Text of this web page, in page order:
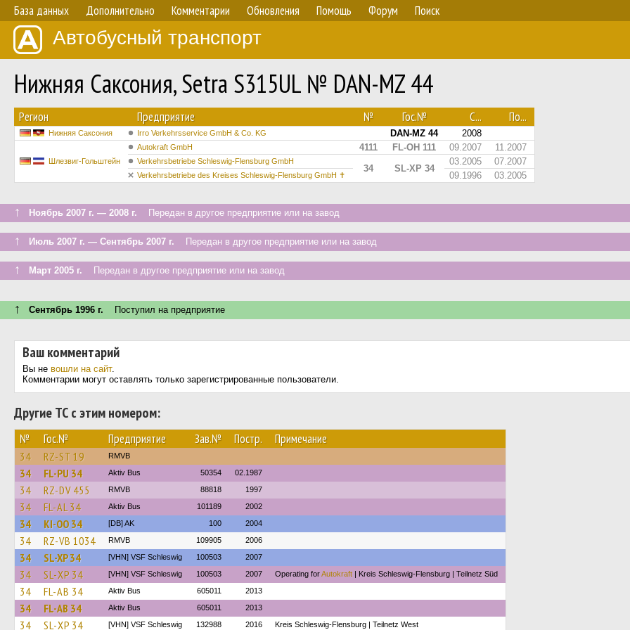
База данных Дополнительно Комментарии Обновления Помощь Форум Поиск
Автобусный транспорт
Нижняя Саксония, Setra S315UL № DAN-MZ 44
Регион Предприятие № Гос.№ С... По...
Нижняя Саксония Irro Verkehrsservice GmbH & Co. KG DAN-MZ 44 2008
Шлезвиг-Гольштейн
Autokraft GmbH 4111 FL-OH 111 09.2007 11.2007
Verkehrsbetriebe Schleswig-Flensburg GmbH
34 SL-XP 34
03.2005 07.2007
Verkehrsbetriebe des Kreises Schleswig-Flensburg GmbH ✝︎ 09.1996 03.2005
↑ Ноябрь 2007 г. — 2008 г. Передан в другое предприятие или на завод
↑ Июль 2007 г. — Сентябрь 2007 г. Передан в другое предприятие или на завод
↑ Март 2005 г. Передан в другое предприятие или на завод
↑ Сентябрь 1996 г. Поступил на предприятие
Ваш комментарий
Вы не вошли на сайт.
Комментарии могут оставлять только зарегистрированные пользователи.
Другие ТС с этим номером:
№ Гос.№ Предприятие Зав.№ Постр. Примечание
34 RZ-ST 19 RMVB
34 FL-PU 34 Aktiv Bus 50354 02.1987
34 RZ-DV 455 RMVB 88818 1997
34 FL-AL 34 Aktiv Bus 101189 2002
34 KI-OO 34 [DB] AK 100 2004
34 RZ-VB 1034 RMVB 109905 2006
34 SL-XP 34 [VHN] VSF Schleswig 100503 2007
34 SL-XP 34 [VHN] VSF Schleswig 100503 2007 Operating forAutokraft | Kreis Schleswig-Flensburg | Teilnetz Süd
34 FL-AB 34 Aktiv Bus 605011 2013
34 FL-AB 34 Aktiv Bus 605011 2013
34 SL-XP 34 [VHN] VSF Schleswig 132988 2016 Kreis Schleswig-Flensburg | Teilnetz West